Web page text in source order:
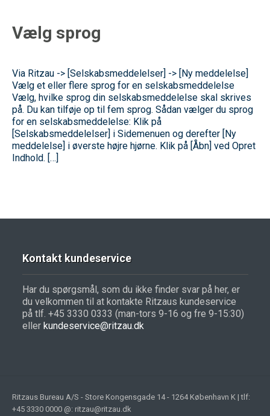
Vælg sprog
Via Ritzau -> [Selskabsmeddelelser] -> [Ny meddelelse]
Vælg et eller flere sprog for en selskabsmeddelelse
Vælg, hvilke sprog din selskabsmeddelelse skal skrives
på. Du kan tilføje op til fem sprog. Sådan vælger du sprog
for en selskabsmeddelelse: Klik på
[Selskabsmeddelelser] i Sidemenuen og derefter [Ny
meddelelse] i øverste højre hjørne. Klik på [Åbn] ved Opret
Indhold. […]
Kontakt kundeservice
Har du spørgsmål, som du ikke finder svar på her, er
du velkommen til at kontakte Ritzaus kundeservice
på tlf. +45 3330 0333 (man-tors 9-16 og fre 9-15:30)
eller kundeservice@ritzau.dk
Ritzaus Bureau A/S - Store Kongensgade 14 - 1264 København K | tlf:
+45 3330 0000 @: ritzau@ritzau.dk